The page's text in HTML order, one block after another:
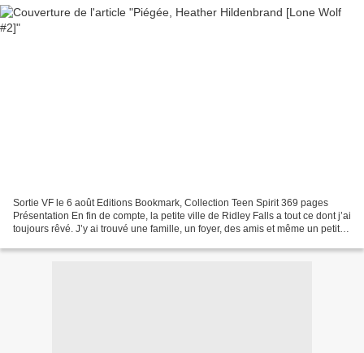
Sortie VF le 6 août Editions Bookmark, Collection Teen Spirit 369 pages
Présentation En fin de compte, la petite ville de Ridley Falls a tout ce dont j’ai
toujours rêvé. J’y ai trouvé une famille, un foyer, des amis et même un petit